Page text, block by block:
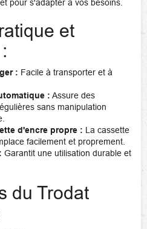
pour s'adapter à vos besoins.
et
: Facile à transporter et à
: Assure des
sans manipulation
d'encre propre : La cassette
facilement et proprement.
Garantit une utilisation durable et
du Trodat